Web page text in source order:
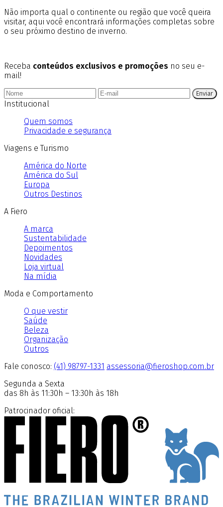
Não importa qual o continente ou região que você queira
visitar, aqui você encontrará informações completas sobre
o seu próximo destino de inverno.
Receba conteúdos exclusivos e promoções no seu e-
mail!
Enviar
Institucional
Quem somos
Privacidade e segurança
Viagens e Turismo
América do Norte
América do Sul
Europa
Outros Destinos
A Fiero
A marca
Sustentabilidade
Depoimentos
Novidades
Loja virtual
Na mídia
Moda e Comportamento
O que vestir
Saúde
Beleza
Organização
Outros
Fale conosco: (41) 98797-1331 assessoria@fieroshop.com.br
Segunda a Sexta
das 8h às 11:30h – 13:30h às 18h
Patrocinador oficial: